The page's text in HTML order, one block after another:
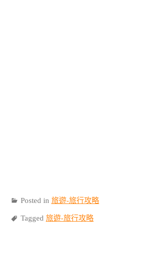
Posted in 旅遊-旅行攻略
Tagged 旅遊-旅行攻略